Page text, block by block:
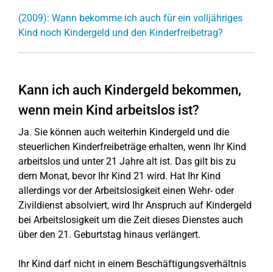
(2009): Wann bekomme ich auch für ein volljähriges
Kind noch Kindergeld und den Kinderfreibetrag?
Kann ich auch Kindergeld bekommen,
wenn mein Kind arbeitslos ist?
Ja. Sie können auch weiterhin Kindergeld und die
steuerlichen Kinderfreibeträge erhalten, wenn Ihr Kind
arbeitslos und unter 21 Jahre alt ist. Das gilt bis zu
dem Monat, bevor Ihr Kind 21 wird. Hat Ihr Kind
allerdings vor der Arbeitslosigkeit einen Wehr- oder
Zivildienst absolviert, wird Ihr Anspruch auf Kindergeld
bei Arbeitslosigkeit um die Zeit dieses Dienstes auch
über den 21. Geburtstag hinaus verlängert.
Ihr Kind darf nicht in einem Beschäftigungsverhältnis